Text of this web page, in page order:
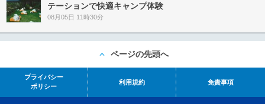
テーションで快適キャンプ体験
08月05日 11時30分
ページの先頭へ
プライバシー
ポリシー
利用規約 免責事項